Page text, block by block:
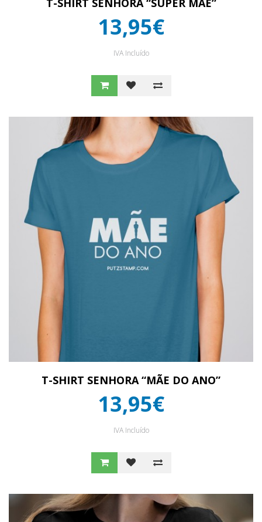
T-SHIRT SENHORA “SUPER MÃE”
13,95€
IVA Incluído
T-SHIRT SENHORA “MÃE DO ANO”
13,95€
IVA Incluído